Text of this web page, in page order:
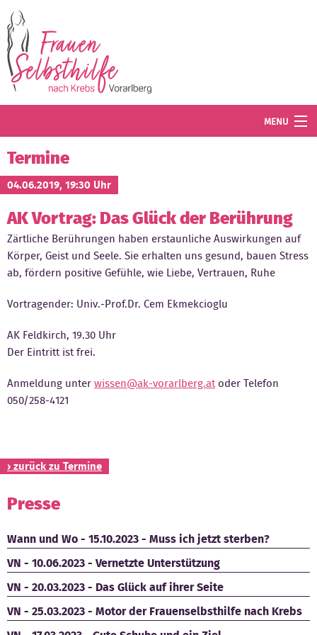
MENU
Termine
Blog
Angebot
Wissenswertes
Der Verein
Mitglied werden
Kontakt
Termine
04.06.2019, 19:30 Uhr
AK Vortrag: Das Glück der Berührung
Zärtliche Berührungen haben erstaunliche Auswirkungen auf
Körper, Geist und Seele. Sie erhalten uns gesund, bauen Stress
ab, fördern positive Gefühle, wie Liebe, Vertrauen, Ruhe
Vortragender: Univ.-Prof.Dr. Cem Ekmekcioglu
AK Feldkirch, 19.30 Uhr
Der Eintritt ist frei.
Anmeldung unterwissen@ak-vorarlberg.atoder Telefon
050/258-4121
› zurück zu Termine
Presse
Wann und Wo - 15.10.2023 - Muss ich jetzt sterben?
VN - 10.06.2023 - Vernetzte Unterstützung
VN - 20.03.2023 - Das Glück auf ihrer Seite
VN - 25.03.2023 - Motor der Frauenselbsthilfe nach Krebs